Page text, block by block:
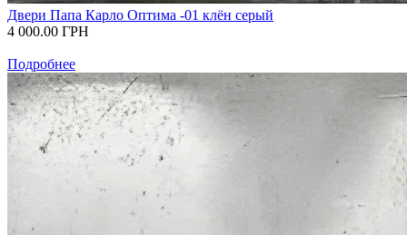
Двери Папа Карло Оптима -01 клён серый
4 000.00 ГРН
Подробнее